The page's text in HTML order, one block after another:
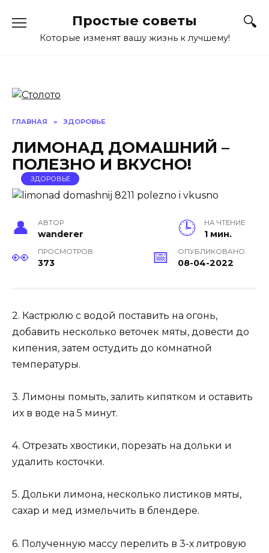
содержанию
Простые советы
Которые изменят вашу жизнь к лучшему!
ГЛАВНАЯ » ЗДОРОВЬЕ
ЛИМОНАД ДОМАШНИЙ –
ПОЛЕЗНО И ВКУСНО!
ЗДОРОВЬЕ
АВТОР
wanderer
НА ЧТЕНИЕ
1 мин.
ПРОСМОТРОВ
373
ОПУБЛИКОВАНО
08-04-2022
2. Кастрюлю с водой поставить на огонь,
добавить несколько веточек мяты, довести до
кипения, затем остудить до комнатной
температуры.
3. Лимоны помыть, залить кипятком и оставить
их в воде на 5 минут.
4. Отрезать хвостики, порезать на дольки и
удалить косточки.
5. Дольки лимона, несколько листиков мяты,
сахар и мед измельчить в блендере.
6. Полученную массу перелить в 3-х литровую